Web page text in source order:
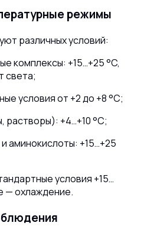
режимы
различных условий:
комплексы: +15…+25 °C,
света;
условия от +2 до +8 °C;
+4…+10 °C;
аминокислоты: +15…+25
условия +15…
— охлаждение.